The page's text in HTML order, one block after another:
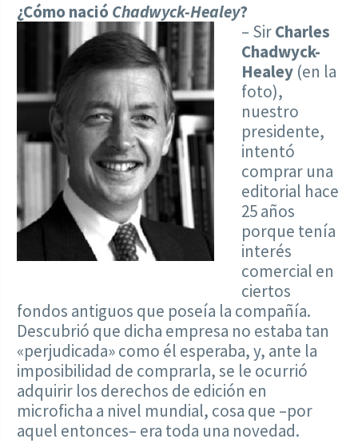
¿Cómo nació Chadwyck-Healey?
– SirCharles
Chadwyck-
Healey(en la
foto),
nuestro
presidente,
intentó
comprar una
editorial hace
25 años
porque tenía
interés
comercial en
ciertos
fondos antiguos que poseía la compañía.
Descubrió que dicha empresa no estaba tan
«perjudicada» como él esperaba, y, ante la
imposibilidad de comprarla, se le ocurrió
adquirir los derechos de edición en
microficha a nivel mundial, cosa que –por
aquel entonces– era toda una novedad.